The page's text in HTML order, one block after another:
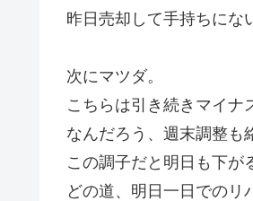
昨日売却して手持ちにな
次にマツダ。
こちらは引き続きマイナ
なんだろう、週末調整も
この調子だと明日も下が
どの道、明日一日でのリ